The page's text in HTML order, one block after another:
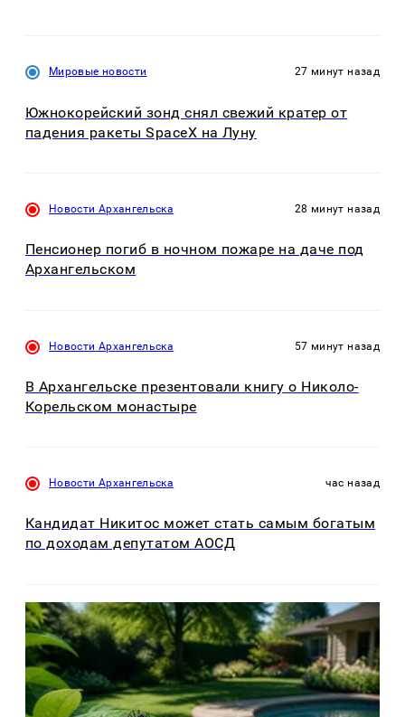
Мировые новости 27 минут назад
Южнокорейский зонд снял свежий кратер от
падения ракеты SpaceX на Луну
Новости Архангельска 28 минут назад
Пенсионер погиб в ночном пожаре на даче под
Архангельском
Новости Архангельска 57 минут назад
В Архангельске презентовали книгу о Николо-
Корельском монастыре
Новости Архангельска час назад
Кандидат Никитос может стать самым богатым
по доходам депутатом АОСД